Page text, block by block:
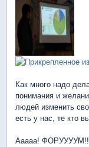
Как много надо
понимания и
людей изменить
есть у нас, те кто
Ааааа! ФОРУУУУМ!!!